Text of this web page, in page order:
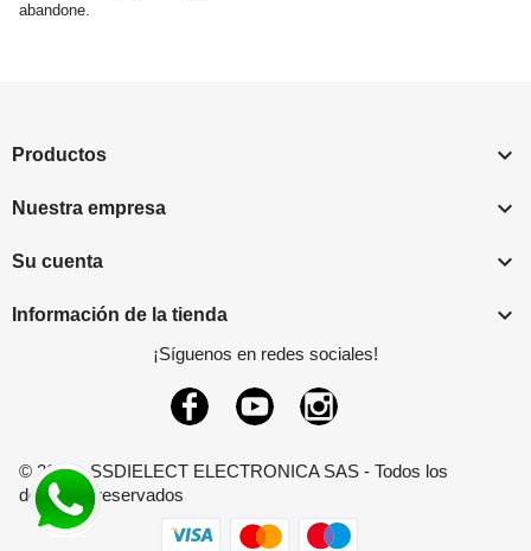
abandone.
Productos 
Nuestra empresa 
Su cuenta 
Información de la tienda 
¡Síguenos en redes sociales!
FacebookYouTube
© 2026 - SSDIELECT ELECTRONICA SAS - Todos los
derechos reservados